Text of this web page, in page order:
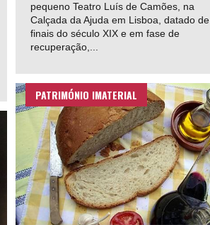
pequeno Teatro Luís de Camões, na
Calçada da Ajuda em Lisboa, datado de
finais do século XIX e em fase de
recuperação,...
PATRIMÓNIO IMATERIAL